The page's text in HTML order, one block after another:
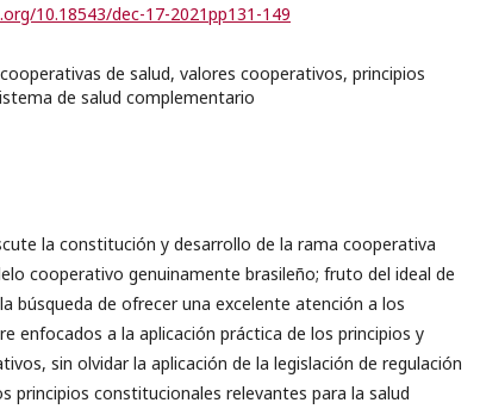
10.18543/dec-17-2021pp131-149
cooperativas de salud, valores cooperativos, principios
de salud complementario
la constitución y desarrollo de la rama cooperativa
cooperativo genuinamente brasileño; fruto del ideal de
búsqueda de ofrecer una excelente atención a los
enfocados a la aplicación práctica de los principios y
sin olvidar la aplicación de la legislación de regulación
principios constitucionales relevantes para la salud